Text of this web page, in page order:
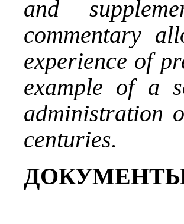
and
commentary
experience of
example of a
administration
centuries.